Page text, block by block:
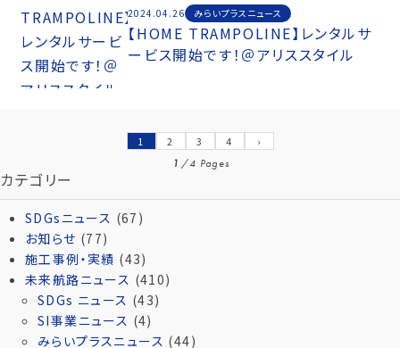
2024.04.26 みらいプラスニュース
【HOME TRAMPOLINE】レンタルサ
ービス開始です！＠アリススタイル
1 2 3 4
›
1 /4 Pages
カテゴリー
SDGsニュース (67)
お知らせ (77)
施工事例・実績 (43)
未来航路ニュース (410)
SDGs ニュース (43)
SI事業ニュース (4)
みらいプラスニュース (44)